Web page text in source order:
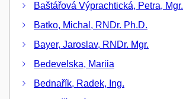
Baštářová Výprachtická, Petra, Mgr.
Batko, Michal, RNDr. Ph.D.
Bayer, Jaroslav, RNDr. Mgr.
Bedevelska, Mariia
Bednařík, Radek, Ing.